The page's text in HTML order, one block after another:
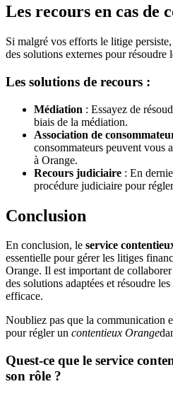
Les recours en cas de
Si malgré vos efforts le litige
des solutions externes pour résoudre
Les solutions de recours :
Médiation : Essayez de
biais de la médiation.
Association de
consommateurs peuvent vous
à Orange.
Recours judiciaire : En
procédure judiciaire pour
Conclusion
En conclusion, le service
essentielle pour gérer les litiges
Orange. Il est important de
des solutions adaptées et résoudre
efficace.
Noubliez pas que la communication
pour régler un contentieux Orange
Quest-ce que le service
son rôle ?